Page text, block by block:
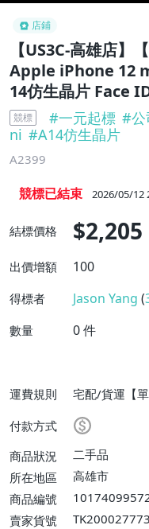
店鋪
【US3C-高雄店】
Apple iPhone 12
14仿生晶片 Face
競標 #一元起標 #
ni #A14仿生晶片
A2399
競標已結束 2026/05/12
結標價格 $2,205
出價增額
100
得標者 Jason Yang (
數量 0件
運費規則
宅配/貨運【
不寄送【免運
付款方式
商品狀況
二手品
所在地區
高雄市
商品編號
賣家貨號
TK200027773